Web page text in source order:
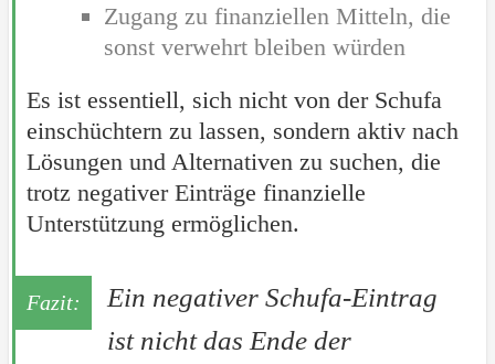
Zugang zu finanziellen Mitteln, die
sonst verwehrt bleiben würden
Es ist essentiell, sich nicht von der Schufa
einschüchtern zu lassen, sondern aktiv nach
Lösungen und Alternativen zu suchen, die
trotz negativer Einträge finanzielle
Unterstützung ermöglichen.
Ein negativer Schufa-Eintrag
ist nicht das Ende der